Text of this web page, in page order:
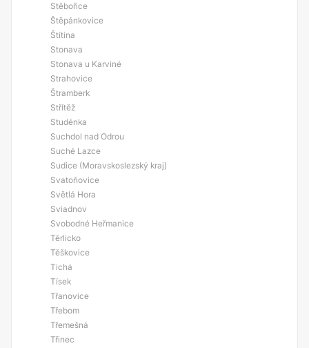
Stěbořice
Štěpánkovice
Štítina
Stonava
Stonava u Karviné
Strahovice
Štramberk
Střítěž
Studénka
Suchdol nad Odrou
Suché Lazce
Sudice (Moravskoslezský kraj)
Svatoňovice
Světlá Hora
Sviadnov
Svobodné Heřmanice
Těrlicko
Těškovice
Tichá
Tísek
Třanovice
Třebom
Třemešná
Třinec